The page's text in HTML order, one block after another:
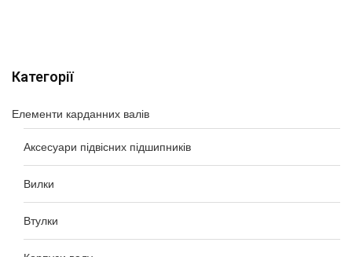
Категорії
Елементи карданних валів
Аксесуари підвісних підшипників
Вилки
Втулки